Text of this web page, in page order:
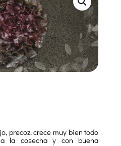
precoz, crece muy bien todo
la cosecha y con buena